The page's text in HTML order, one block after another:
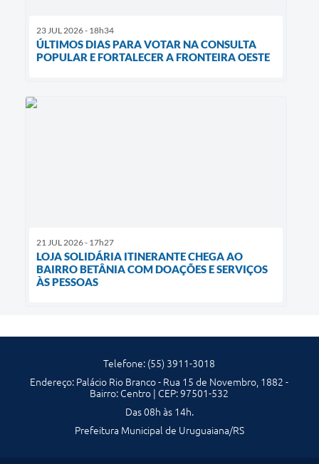
23 JUL 2026 - 18h34
ÚLTIMOS DIAS PARA VOTAR NA CONSULTA
POPULAR E FORTALECER A FRONTEIRA OESTE
21 JUL 2026 - 17h27
LOJA SOLIDÁRIA ITINERANTE CHEGA AO
BAIRRO BETÂNIA COM DOAÇÕES E SERVIÇOS
ÀS PESSOAS
Telefone: (55) 3911-3018
Endereço: Palácio Rio Branco - Rua 15 de Novembro, 1882 -
Bairro: Centro | CEP: 97501-532
Das 08h às 14h.
Prefeitura Municipal de Uruguaiana/RS